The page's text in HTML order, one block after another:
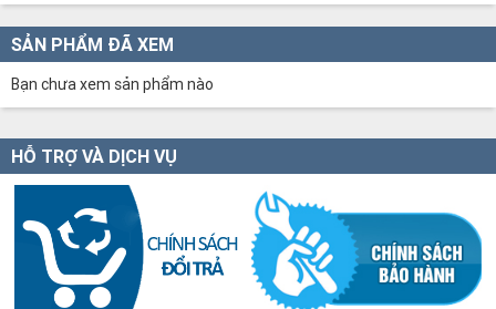
SẢN PHẨM ĐÃ XEM
Bạn chưa xem sản phẩm nào
HỖ TRỢ VÀ DỊCH VỤ